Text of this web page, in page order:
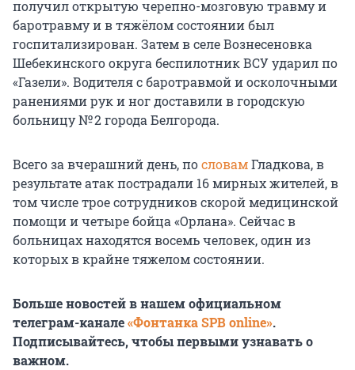
получил открытую черепно-мозговую травму и
баротравму и в тяжёлом состоянии был
госпитализирован. Затем в селе Вознесеновка
Шебекинского округа беспилотник ВСУ ударил по
«Газели». Водителя с баротравмой и осколочными
ранениями рук и ног доставили в городскую
больницу № 2 города Белгорода.
Всего за вчерашний день, пословамГладкова, в
результате атак пострадали 16 мирных жителей, в
том числе трое сотрудников скорой медицинской
помощи и четыре бойца «Орлана». Сейчас в
больницах находятся восемь человек, один из
которых в крайне тяжелом состоянии.
Больше новостей в нашем официальном
телеграм-канале«Фонтанка SPB online».
Подписывайтесь, чтобы первыми узнавать о
важном.